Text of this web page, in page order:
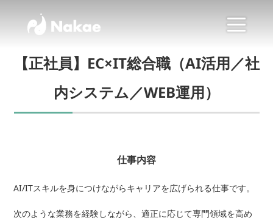
【正社員】EC×IT総合職（AI活用／社
内システム／WEB運用）
仕事内容
AI/ITスキルを身につけながらキャリアを広げられる仕事です。
次のような業務を経験しながら、適正に応じて専門領域を高め